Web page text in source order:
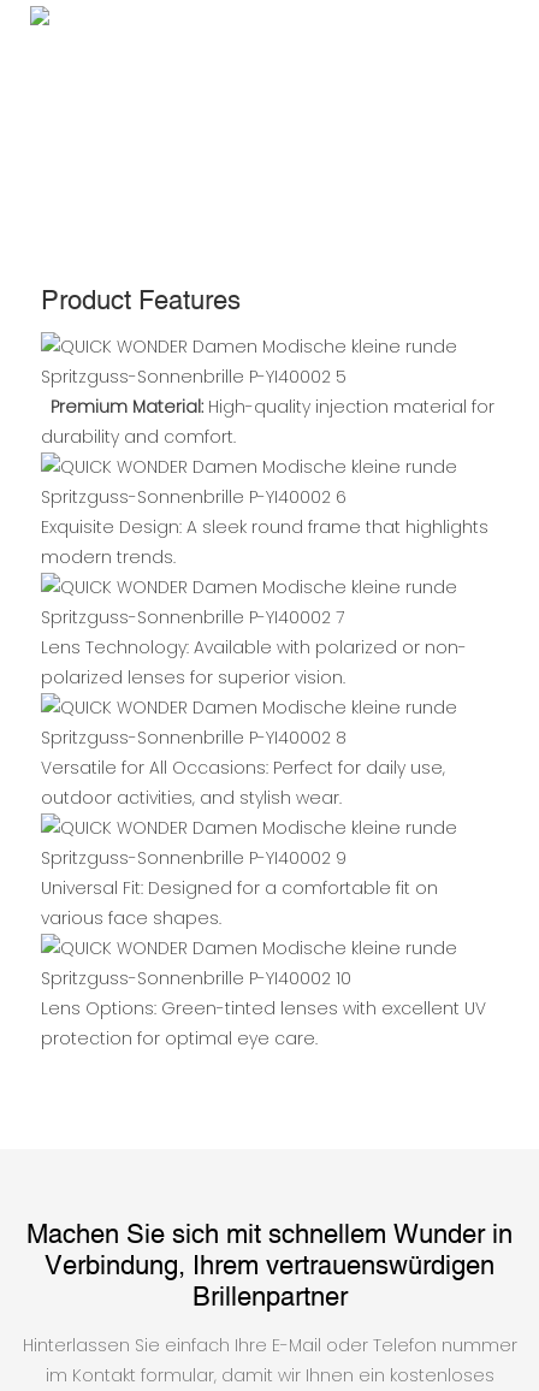
Product Features
Premium Material: High-quality injection material for
durability and comfort.
Exquisite Design: A sleek round frame that highlights
modern trends.
Lens Technology: Available with polarized or non-
polarized lenses for superior vision.
Versatile for All Occasions: Perfect for daily use,
outdoor activities, and stylish wear.
Universal Fit: Designed for a comfortable fit on
various face shapes.
Lens Options: Green-tinted lenses with excellent UV
protection for optimal eye care.
Machen Sie sich mit schnellem Wunder in
Verbindung, Ihrem vertrauenswürdigen
Brillenpartner
Hinterlassen Sie einfach Ihre E-Mail oder Telefon nummer
im Kontakt formular, damit wir Ihnen ein kostenloses